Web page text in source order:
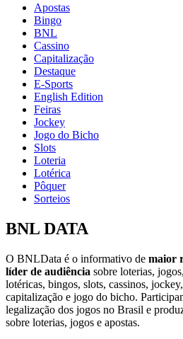
Apostas
Bingo
BNL
Cassino
Capitalização
Destaque
E-Sports
English Edition
Feiras
Jockey
Jogo do Bicho
Slots
Loteria
Lotérica
Pôquer
Sorteios
BNL DATA
O BNLData é o informativo de maior
líder de audiência sobre loterias,
lotéricas, bingos, slots, cassinos,
capitalização e jogo do bicho.
legalização dos jogos no Brasil e
sobre loterias, jogos e apostas.